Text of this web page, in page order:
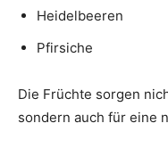
Heidelbeeren
Pfirsiche
Die Früchte sorgen
sondern auch für eine